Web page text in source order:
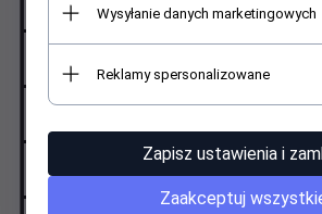
Przyłącza elektryczne, V/Hz/A
Wysyłanie danych marketingowych
Reklamy spersonalizowane
Zapisz ustawienia i
Zaakceptuj